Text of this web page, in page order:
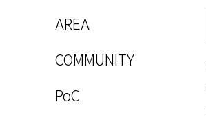
AREA
COMMUNITY
PoC